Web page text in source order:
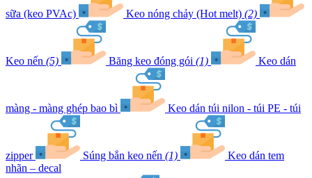
sữa (keo PVAc) Keo nóng chảy (Hot melt) (2)
Keo nến (5) Băng keo đóng gói (1) Keo dán
màng - màng ghép bao bì Keo dán túi nilon - túi PE - túi
zipper Súng bắn keo nến (1)
Keo dán tem
nhãn – decal